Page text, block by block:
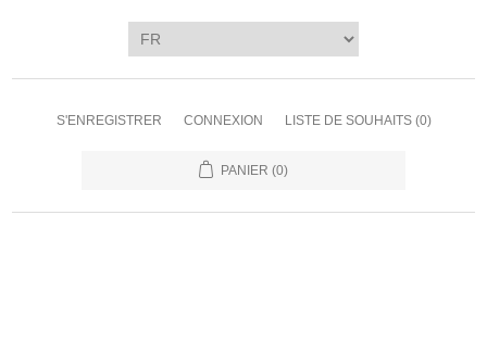
S'ENREGISTRER CONNEXION LISTE DE SOUHAITS (0)
PANIER (0)